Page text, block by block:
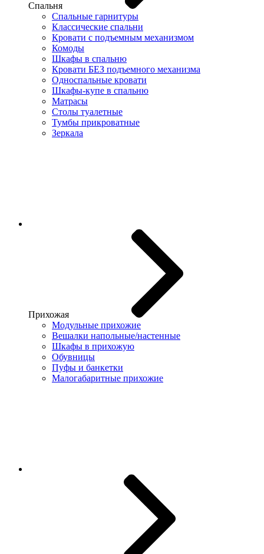
Спальня
Спальные гарнитуры
Классические спальни
Кровати с подъемным механизмом
Комоды
Шкафы в спальню
Кровати БЕЗ подъемного механизма
Односпальные кровати
Шкафы-купе в спальню
Матрасы
Столы туалетные
Тумбы прикроватные
Зеркала
Прихожая
Модульные прихожие
Вешалки напольные/настенные
Шкафы в прихожую
Обувницы
Пуфы и банкетки
Малогабаритные прихожие